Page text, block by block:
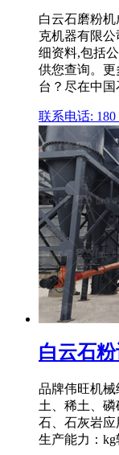
白云石磨粉
克机器有限
细资料,包括
供您查询。
台？尽在中国
联系电话: 180
白云石
品牌伟旺机
土、稀土、
石、石灰岩
生产能力：kg